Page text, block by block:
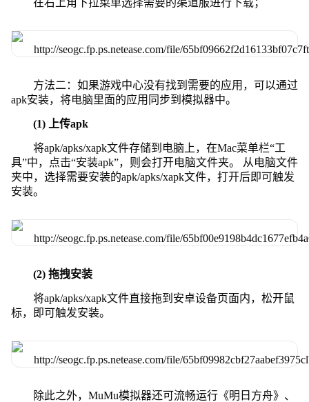
在右上角下拉菜单选择需要的渠道服进行下载；
方法二：如果游戏中心没有找到需要的应用，可以通过
apk安装，将电脑里面的应用同步到模拟器中。
(1) 上传apk
将apk/apks/xapk文件存储到电脑上，在Mac菜单栏“工
具”中，点击“安装apk”，则会打开电脑文件夹。 从电脑文件
夹中，选择需要安装的apk/apks/xapk文件，打开后即可触发
安装。
(2) 拖拽安装
将apk/apks/xapk文件直接拖到安卓设备页面内，松开鼠
标，即可触发安装。
除此之外，MuMu模拟器还可流畅运行《明日方舟》、